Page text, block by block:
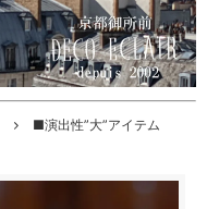
■演出性”大”アイテム